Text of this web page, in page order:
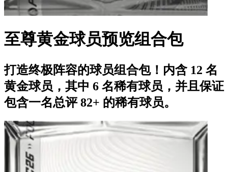
至尊黄金球员预览组合包
打造终极阵容的球员组合包！内含 12 名
黄金球员，其中 6 名稀有球员，并且保证
包含一名总评 82+ 的稀有球员。